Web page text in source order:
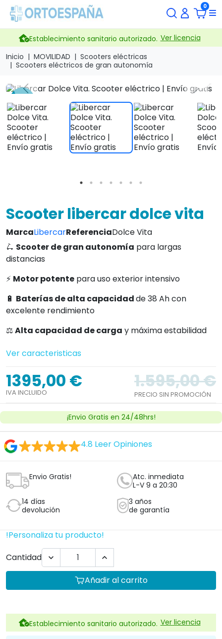
0
Establecimiento sanitario autorizado. Ver licencia
Inicio
MOVILIDAD
Scooters eléctricas
Scooters eléctricos de gran autonomía
Previous Next
Scooter libercar dolce vita
MarcaLibercarReferenciaDolce Vita
🛴 Scooter de gran autonomía para largas
distancias
⚡ Motor potente para uso exterior intensivo
🔋 Baterías de alta capacidadde 38 Ah con
excelente rendimiento
⚖️Alta capacidad de carga y máxima estabilidad
Ver caracteristicas
1395,00 €
IVA INCLUIDO
1.595,00 €
PRECIO SIN PROMOCIÓN
¡Envio Gratis en 24/48hrs!
4.8 Leer Opiniones
Envio Gratis!
Atc. inmediata
L-V 9 a 20:30
14 días
devolución
3 años
de garantía
!Personaliza tu producto!
Cantidad
 
Añadir al carrito
Establecimiento sanitario autorizado. Ver licencia